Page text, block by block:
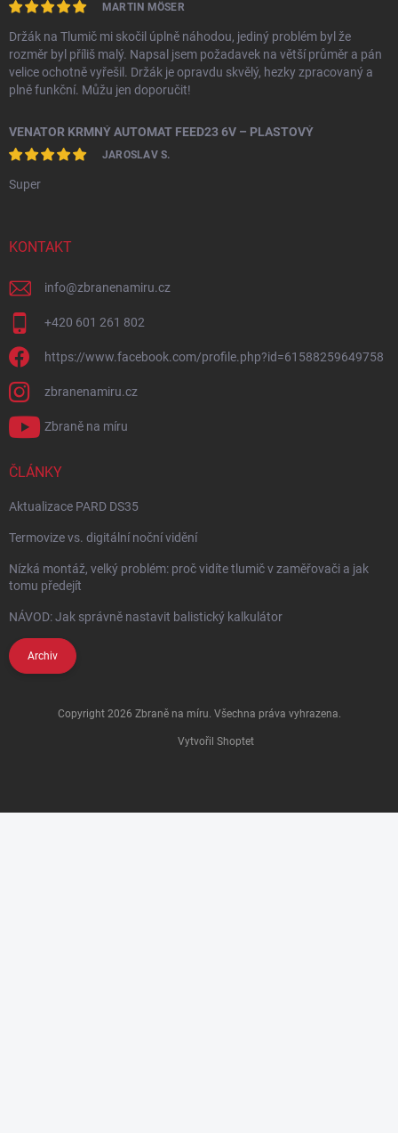
MARTIN MÖSER
Držák na Tlumič mi skočil úplně náhodou, jediný problém byl že
rozměr byl příliš malý. Napsal jsem požadavek na větší průměr a pán
velice ochotně vyřešil. Držák je opravdu skvělý, hezky zpracovaný a
plně funkční. Můžu jen doporučit!
VENATOR KRMNÝ AUTOMAT FEED23 6V – PLASTOVÝ
JAROSLAV S.
Super
KONTAKT
info@zbranenamiru.cz
+420 601 261 802
https://www.facebook.com/profile.php?id=61588259649758
zbranenamiru.cz
Zbraně na míru
ČLÁNKY
Aktualizace PARD DS35
Termovize vs. digitální noční vidění
Nízká montáž, velký problém: proč vidíte tlumič v zaměřovači a jak
tomu předejít
NÁVOD: Jak správně nastavit balistický kalkulátor
Archiv
Vytvořil Shoptet
Copyright 2026 Zbraně na míru. Všechna práva vyhrazena.